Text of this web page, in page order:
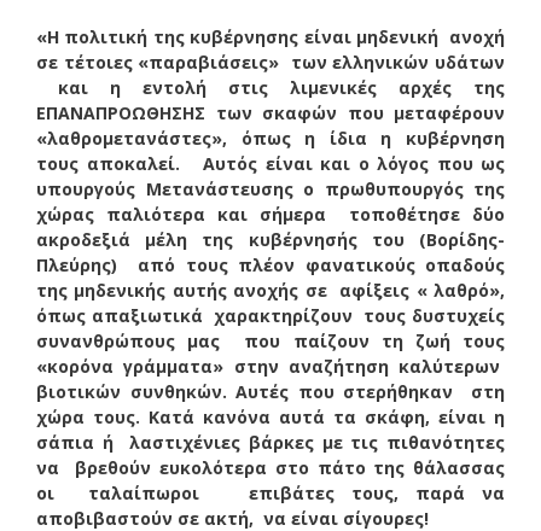
«Η πολιτική της κυβέρνησης είναι μηδενική ανοχή
σε τέτοιες «παραβιάσεις» των ελληνικών υδάτων
και η εντολή στις λιμενικές αρχές της
ΕΠΑΝΑΠΡΟΩΘΗΣΗΣ των σκαφών που μεταφέρουν
«λαθρομετανάστες», όπως η ίδια η κυβέρνηση
τους αποκαλεί. Αυτός είναι και ο λόγος που ως
υπουργούς Μετανάστευσης ο πρωθυπουργός της
χώρας παλιότερα και σήμερα τοποθέτησε δύο
ακροδεξιά μέλη της κυβέρνησής του (Βορίδης-
Πλεύρης) από τους πλέον φανατικούς οπαδούς
της μηδενικής αυτής ανοχής σε αφίξεις « λαθρό»,
όπως απαξιωτικά χαρακτηρίζουν τους δυστυχείς
συνανθρώπους μας που παίζουν τη ζωή τους
«κορόνα γράμματα» στην αναζήτηση καλύτερων
βιοτικών συνθηκών. Αυτές που στερήθηκαν στη
χώρα τους. Κατά κανόνα αυτά τα σκάφη, είναι η
σάπια ή λαστιχένιες βάρκες με τις πιθανότητες
να βρεθούν ευκολότερα στο πάτο της θάλασσας
οι ταλαίπωροι επιβάτες τους, παρά να
αποβιβαστούν σε ακτή, να είναι σίγουρες!